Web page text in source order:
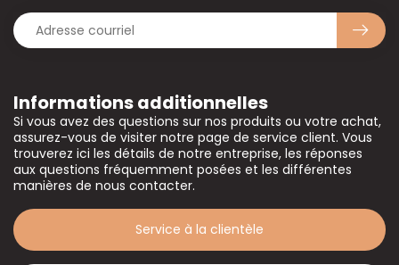
Informations additionnelles
Si vous avez des questions sur nos produits ou votre achat,
assurez-vous de visiter notre page de service client. Vous
trouverez ici les détails de notre entreprise, les réponses
aux questions fréquemment posées et les différentes
manières de nous contacter.
Service à la clientèle